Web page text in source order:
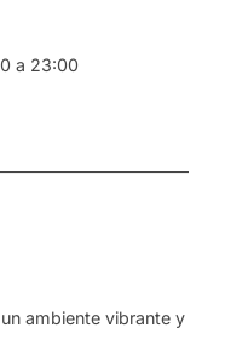
a 23:00
ambiente vibrante y